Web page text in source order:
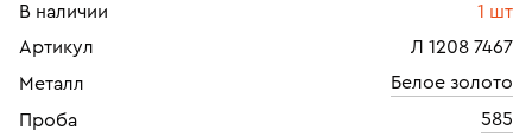
В наличии
1 шт
Артикул
Л 1208 7467
Металл
Белое золото
Проба
585